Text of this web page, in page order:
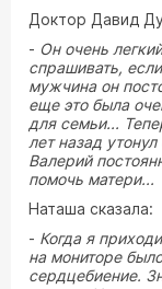
Доктор Давид
- Он очень
спрашивать,
мужчина он
еще это была
для семьи...
лет назад
Валерий
помочь матери...
Наташа сказала:
- Когда я
на мониторе
сердцебиение.